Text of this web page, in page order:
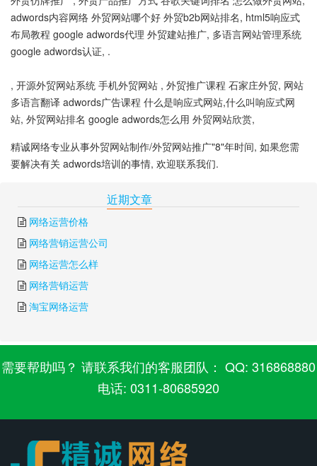
adwords内容网络 外贸网站哪个好 外贸b2b网站排名, html5响应式
布局教程 google adwords代理 外贸建站推广, 多语言网站管理系统
google adwords认证, .
, 开源外贸网站系统 手机外贸网站 , 外贸推广课程 石家庄外贸, 网站
多语言翻译 adwords广告课程 什么是响应式网站,什么叫响应式网
站, 外贸网站排名 google adwords怎么用 外贸网站欣赏,
精诚网络专业从事外贸网站制作/外贸网站推广"8"年时间, 如果您需
要解决有关 adwords培训的事情, 欢迎联系我们.
近期文章
网络运营价格
网络营销运营公司
网络运营怎么样
网络营销运营
淘宝网络运营
需要帮助吗？ 请联系我们的客服团队： QQ: 316868880
电话: 0311-80685920